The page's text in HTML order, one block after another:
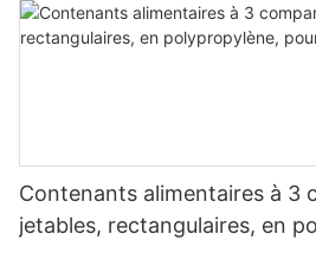
Contenants alimentaires à 3
jetables, rectangulaires, en